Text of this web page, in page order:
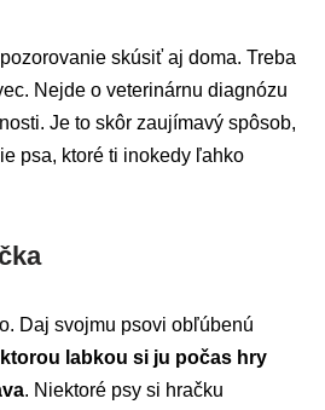
skúsiť aj doma. Treba
Nejde o veterinárnu diagnózu
Je to skôr zaujímavý spôsob,
psa, ktoré ti inokedy ľahko
Daj svojmu psovi obľúbenú
ktorou labkou si ju počas hry
. Niektoré psy si hračku